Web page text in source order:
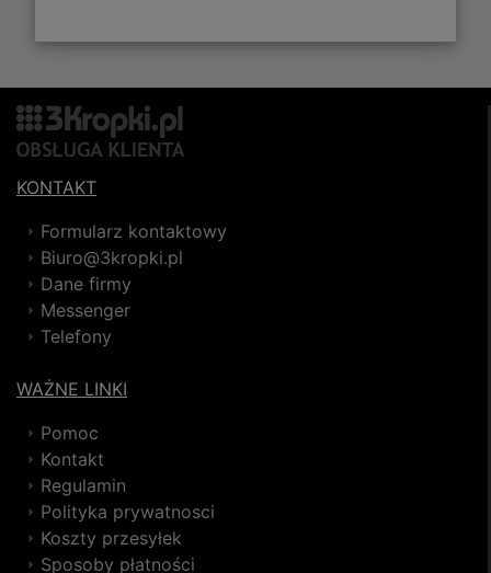
KONTAKT
Formularz kontaktowy
Biuro@3kropki.pl
Dane firmy
Messenger
Telefony
WAŻNE LINKI
Pomoc
Kontakt
Regulamin
Polityka prywatnosci
Koszty przesyłek
Sposoby płatności